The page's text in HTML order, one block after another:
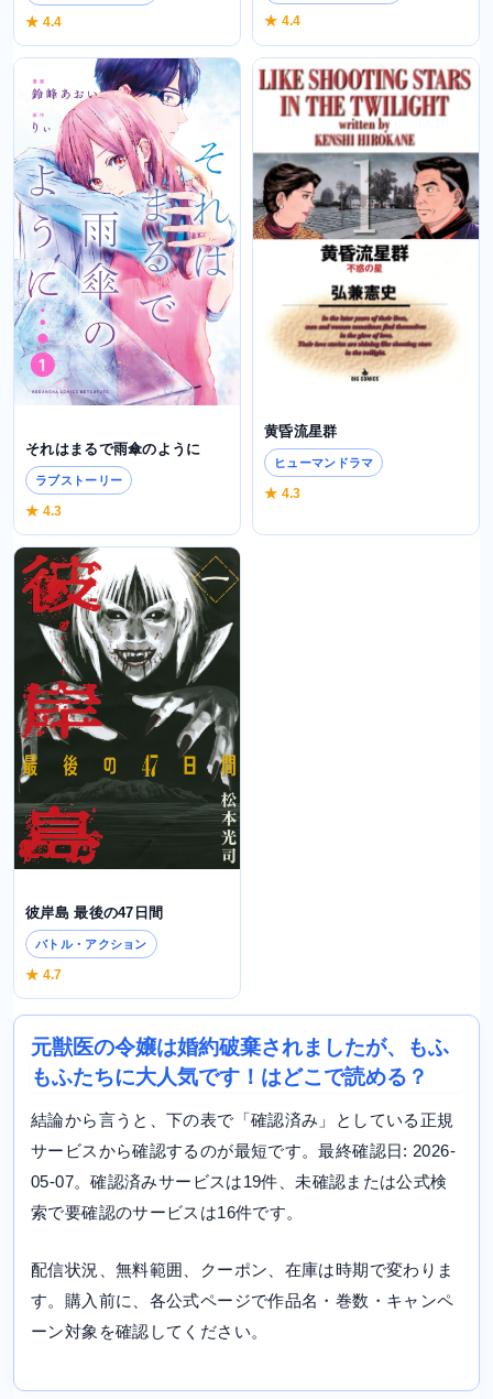
★ 4.4 ★ 4.4
それはまるで雨傘のように
ラブストーリー
★ 4.3
黄昏流星群
ヒューマンドラマ
★ 4.3
彼岸島 最後の47日間
バトル・アクション
★ 4.7
元獣医の令嬢は婚約破棄されましたが、もふ
もふたちに大人気です！はどこで読める？
結論から言うと、下の表で「確認済み」としている正規
サービスから確認するのが最短です。最終確認日: 2026-
05-07。確認済みサービスは19件、未確認または公式検
索で要確認のサービスは16件です。
配信状況、無料範囲、クーポン、在庫は時期で変わりま
す。購入前に、各公式ページで作品名・巻数・キャンペ
ーン対象を確認してください。